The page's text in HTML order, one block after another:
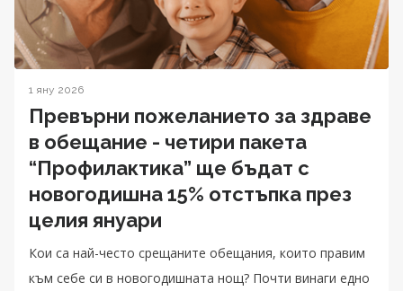
1 яну 2026
Превърни пожеланието за здраве
в обещание - четири пакета
“Профилактика” ще бъдат с
новогодишна 15% отстъпка през
целия януари
Кои са най-често срещаните обещания, които правим
към себе си в новогодишната нощ? Почти винаги едно